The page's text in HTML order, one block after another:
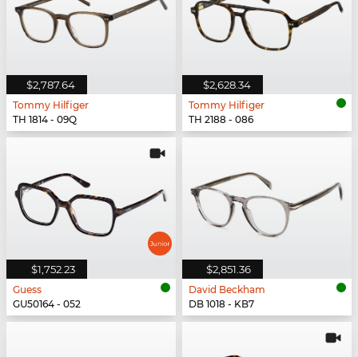
$2,787.64
Tommy Hilfiger
TH 1814 - 09Q
$2,628.34
Tommy Hilfiger
TH 2188 - 086
$1,752.23
Guess
GU50164 - 052
$2,851.36
David Beckham
DB 1018 - KB7